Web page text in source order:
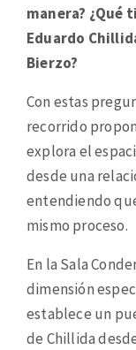
manera? ¿Qué
Eduardo
Bierzo?
Con estas
recorrido
explora el
desde una
entendiendo
mismo proceso.
En la Sala
dimensión
establece un
de Chillida